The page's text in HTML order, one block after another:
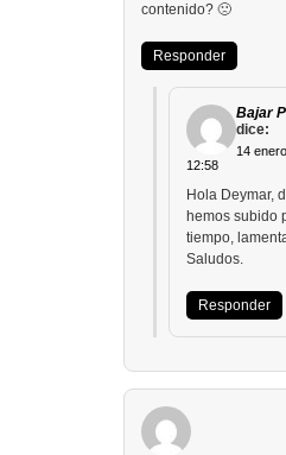
contenido? 🙁
Responder
Bajar
dice:
14
12:58
Hola Deymar,
hemos subido
tiempo,
Saludos.
Responder